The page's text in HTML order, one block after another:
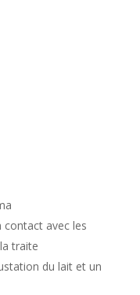
avec les
traite
du lait et un